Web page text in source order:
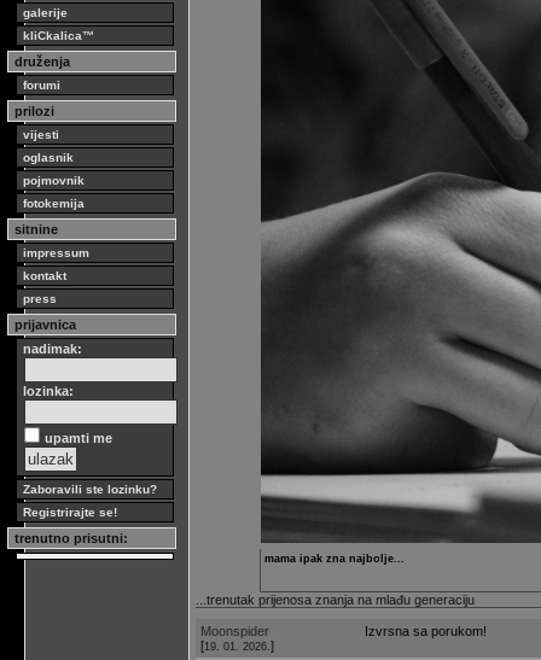
galerije
kliCkalica™
druženja
forumi
prilozi
vijesti
oglasnik
pojmovnik
fotokemija
sitnine
impressum
kontakt
press
prijavnica
nadimak:
lozinka:
upamti me
Zaboravili ste lozinku?
Registrirajte se!
trenutno prisutni:
mama ipak zna najbolje...
...trenutak prijenosa znanja na mlađu generaciju
Moonspider
[19. 01. 2026. ]
Izvrsna sa porukom!